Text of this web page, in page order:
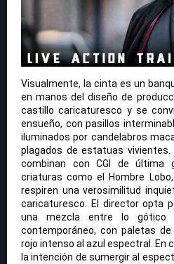
Visualmente, la cinta es un
en manos del diseño de
castillo caricaturesco y se
ensueño, con pasillos
iluminados por candelabros
plagados de estatuas
combinan con CGI de última
criaturas como el Hombre
respiren una verosimilitud
caricaturesco. El director opta
una mezcla entre lo gótico
contemporáneo, con paletas
rojo intenso al azul espectral. En
la intención de sumergir al